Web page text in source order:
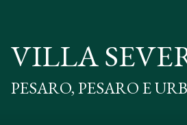
VILLA
PESARO, PESARO E